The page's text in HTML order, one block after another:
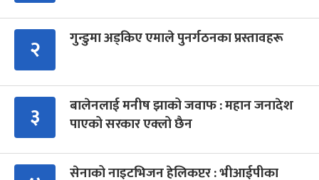
२ गुन्डुमा अड्किए एमाले पुनर्गठनका प्रस्तावहरू
३
बालेनलाई मनीष झाको जवाफ : महान जनादेश
पाएको सरकार एक्लो छैन
सेनाको नाइटभिजन हेलिकप्टर : भीआईपीका